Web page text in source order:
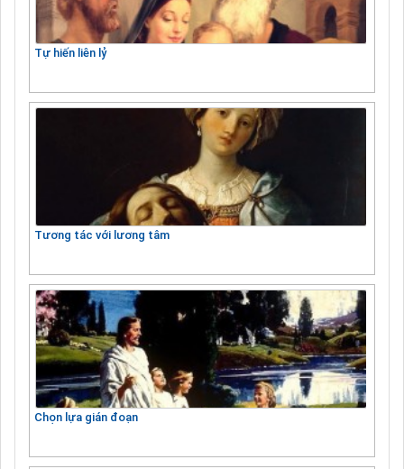
Tự hiến liên lỷ
Tương tác với lương tâm
Chọn lựa gián đoạn